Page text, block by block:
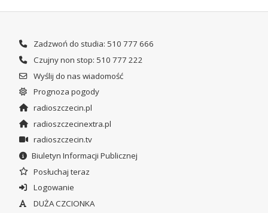
Zadzwoń do studia: 510 777 666
Czujny non stop: 510 777 222
Wyślij do nas wiadomość
Prognoza pogody
radioszczecin.pl
radioszczecinextra.pl
radioszczecin.tv
Biuletyn Informacji Publicznej
Posłuchaj teraz
Logowanie
DUŻA CZCIONKA